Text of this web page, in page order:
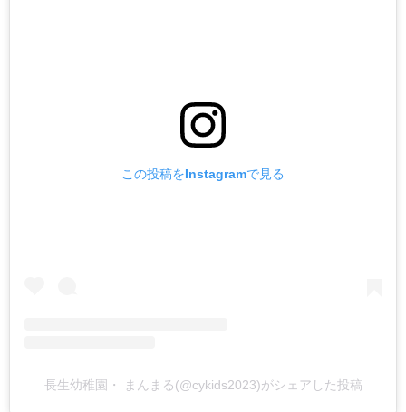
この投稿をInstagramで見る
長生幼稚園・ まんまる(@cykids2023)がシェアした投稿